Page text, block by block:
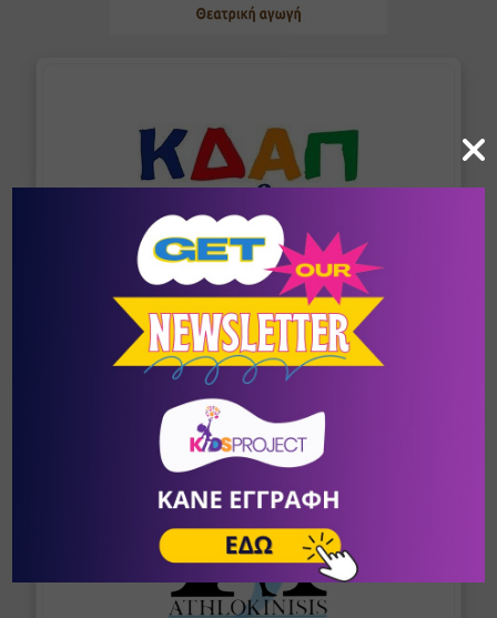
ΚΔΑΠ Morfosi - ΝΑΥΠΑΚΤΟΥ
Κέντρο Δημιουργικής Απασχόλησης
Ναύπακτος Αιτωλοακαρνανία